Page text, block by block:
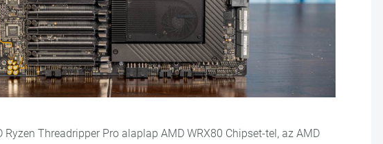
Ryzen Threadripper Pro alaplap AMD WRX80 Chipset-tel, az AMD